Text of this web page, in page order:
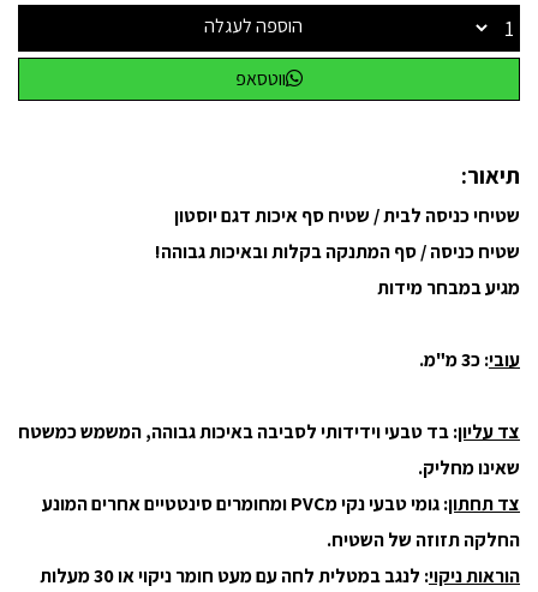
הוספה לעגלה
ווטסאפ
תיאור:
שטיחי כניסה לבית / שטיח סף איכות דגם יוסטון
שטיח כניסה / סף המתנקה בקלות ובאיכות גבוהה!
מגיע במבחר מידות
עובי: כ3 מ"מ.
צד עליון: בד טבעי וידידותי לסביבה באיכות גבוהה, המשמש כמשטח
שאינו מחליק.
צד תחתון
: גומי טבעי נקי מPVC ומחומרים סינטטיים אחרים המונע
החלקה תזוזה של השטיח.
הוראות ניקוי
: לנגב במטלית לחה עם מעט חומר ניקוי או 30 מעלות